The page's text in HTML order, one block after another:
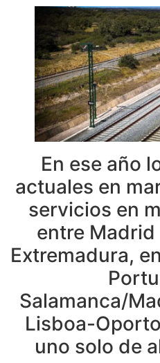
En ese año
actuales en
servicios en
entre
Extremadura,
Salamanca/
Lisboa-
uno solo de